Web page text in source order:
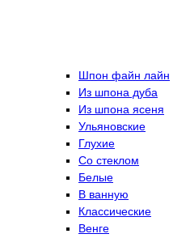
Шпон файн лайн
Из шпона дуба
Из шпона ясеня
Ульяновские
Глухие
Со стеклом
Белые
В ванную
Классические
Венге